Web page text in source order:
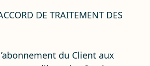
DE TRAITEMENT DES
du Client aux